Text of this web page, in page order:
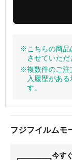
※こちらの商品
させていただ
※複数件のご注
入履歴があ
す。
フジフイルムモ
今す